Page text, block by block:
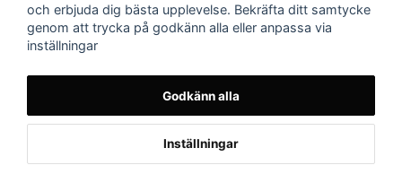
Betalning
På posters.se kan du enkelt
och erbjuda dig bästa upplevelse. Bekräfta ditt samtycke
genom att trycka på godkänn alla eller anpassa via
inställningar
Godkänn alla
Inställningar